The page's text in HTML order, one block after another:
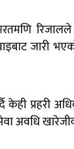
जारी
केही प्रहरी